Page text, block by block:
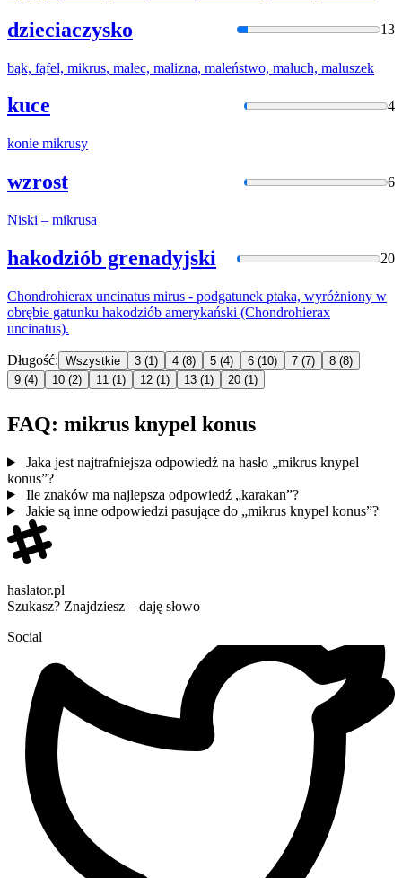
dzieciaczysko 13
bąk, fąfel, mikrus, malec, malizna, maleństwo, maluch, maluszek
kuce 4
konie mikrusy
wzrost 6
Niski – mikrusa
hakodziób grenadyjski 20
Chondrohierax uncinatus mirus - podgatunek ptaka, wyróżniony w
obrębie gatunku hakodziób amerykański (Chondrohierax
uncinatus).
Długość: Wszystkie 3 (1) 4 (8) 5 (4) 6 (10) 7 (7) 8 (8)
9 (4) 10 (2) 11 (1) 12 (1) 13 (1) 20 (1)
FAQ: mikrus knypel konus
Jaka jest najtrafniejsza odpowiedź na hasło „mikrus knypel
konus”?
Ile znaków ma najlepsza odpowiedź „karakan”?
Jakie są inne odpowiedzi pasujące do „mikrus knypel konus”?
haslator.pl
Szukasz? Znajdziesz – daję słowo
Social